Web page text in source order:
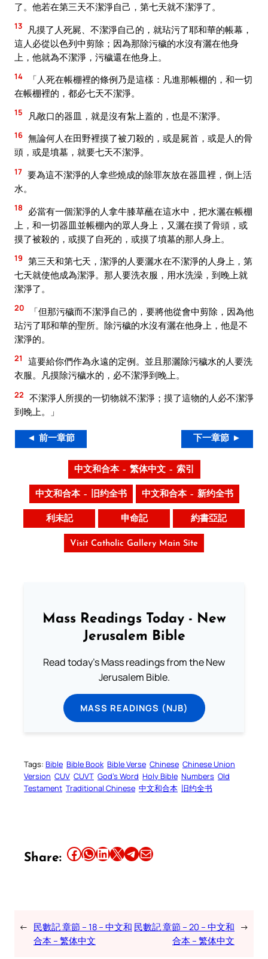
了。他若在第三天不潔淨自己，第七天就不潔淨了。
13
凡摸了人死屍、不潔淨自己的，就玷污了耶和華的帳幕，
這人必從以色列中剪除；因為那除污穢的水沒有灑在他身
上，他就為不潔淨，污穢還在他身上。
14
「人死在帳棚裡的條例乃是這樣：凡進那帳棚的，和一切
在帳棚裡的，都必七天不潔淨。
15 凡敞口的器皿，就是沒有紮上蓋的，也是不潔淨。
16 無論何人在田野裡摸了被刀殺的，或是屍首，或是人的骨
頭，或是墳墓，就要七天不潔淨。
17 要為這不潔淨的人拿些燒成的除罪灰放在器皿裡，倒上活
水。
18
必當有一個潔淨的人拿牛膝草蘸在這水中，把水灑在帳棚
上，和一切器皿並帳棚內的眾人身上，又灑在摸了骨頭，或
摸了被殺的，或摸了自死的，或摸了墳墓的那人身上。
19 第三天和第七天，潔淨的人要灑水在不潔淨的人身上，第
七天就使他成為潔淨。那人要洗衣服，用水洗澡，到晚上就
潔淨了。
20
「但那污穢而不潔淨自己的，要將他從會中剪除，因為他
玷污了耶和華的聖所。除污穢的水沒有灑在他身上，他是不
潔淨的。
21
這要給你們作為永遠的定例。並且那灑除污穢水的人要洗
衣服。凡摸除污穢水的，必不潔淨到晚上。
22 不潔淨人所摸的一切物就不潔淨；摸了這物的人必不潔淨
到晚上。」
◄ 前一章節 下一章節 ►
中文和合本 – 繁体中文 – 索引
中文和合本 – 旧约全书 中文和合本 – 新约全书
利未記 申命記 約書亞記
Visit Catholic Gallery Main Site
Mass Readings Today - New
Jerusalem Bible
Read today's Mass readings from the New
Jerusalem Bible.
MASS READINGS (NJB)
Tags: Bible Bible Book Bible Verse Chinese Chinese Union
Version CUV CUVT God’s Word Holy Bible Numbers Old
Testament Traditional Chinese 中文和合本 旧约全书
Share: Share this article on Facebook Share this article on WhatsApp Share this article on LinkedIn Share this article on X Share this article on TelegramEmail this Article
← 民數記 章節 – 18 – 中文和
合本 – 繁体中文
民數記 章節 – 20 – 中文和
合本 – 繁体中文
→